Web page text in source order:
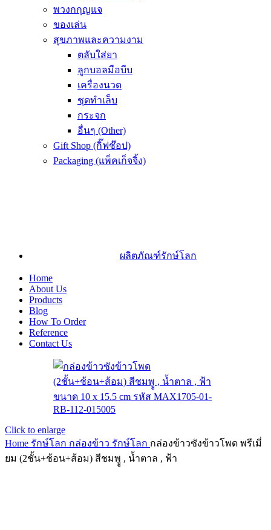
พวงกกุญแจ
ของเล่น
สุขภาพและความงาม
ตลับใส่ยา
ลูกบอลมือบีบ
เครื่องนวด
ชุดทำเล็บ
กระจก
อื่นๆ (Other)
Gift Shop (กิ๊ฟช๊อป)
Packaging (แพ็คเก็จจิ้ง)
ผลิตภัณฑ์รักษ์โลก
Home
About Us
Products
Blog
How To Order
Reference
Contact Us
Click to enlarge
Home รักษ์โลก กล่องข้าว รักษ์โลก กล่องข้าวซังข้าวโพด พรีเมี่
ยม (2ชั้น+ช้อน+ส้อม) สีชมพูู , น้ำตาล , ฟ้า